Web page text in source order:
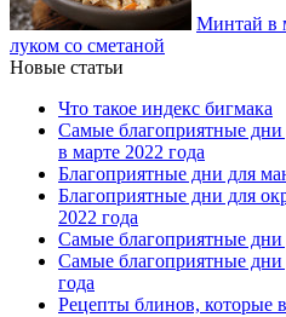
Минтай в
луком со сметаной
Новые статьи
Что такое индекс бигмака
Самые благоприятные дни
в марте 2022 года
Благоприятные дни для
Благоприятные дни для
2022 года
Самые благоприятные дни
Самые благоприятные дни
года
Рецепты блинов, которые